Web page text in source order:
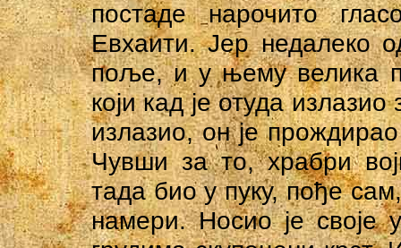
постаде нарочито
Евхаити. Јер недалеко
поље, и у њему велика
који кад је отуда
излазио, он је
Чувши за то, храбри
тада био у пуку, пoђе
намери. Носио је своје